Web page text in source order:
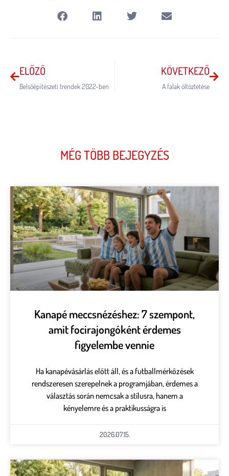
ELŐZŐ
Belsőépítészeti trendek 2022-ben
KÖVETKEZŐ
A falak öltöztetése
MÉG TÖBB BEJEGYZÉS
Kanapé meccsnézéshez: 7 szempont,
amit focirajongóként érdemes
figyelembe vennie
Ha kanapévásárlás előtt áll, és a futballmérkőzések
rendszeresen szerepelnek a programjában, érdemes a
választás során nemcsak a stílusra, hanem a
kényelemre és a praktikusságra is
2026.07.15.